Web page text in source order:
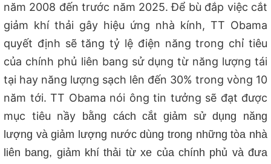
năm 2008 đến trước năm 2025. Để bù đắp việc cắt
giảm khí thải gây hiệu ứng nhà kính, TT Obama
quyết định sẽ tăng tỷ lệ điện năng trong chỉ tiêu
của chính phủ liên bang sử dụng từ năng lượng tái
tại hay năng lượng sạch lên đến 30% trong vòng 10
năm tới. TT Obama nói ông tin tưởng sẽ đạt được
mục tiêu nầy
bằng cách cắt giảm sử dụng năng
lượng và giảm lượng nước dùng trong những tòa nhà
liên bang, giảm khí thải từ xe của chính phủ và đưa